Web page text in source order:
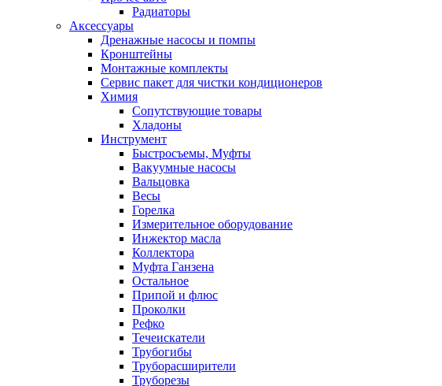
Радиаторы
Аксессуары
Дренажные насосы и помпы
Кронштейны
Монтажные комплекты
Сервис пакет для чистки кондиционеров
Химия
Сопутствующие товары
Хладоны
Инструмент
Быстросъемы, Муфты
Вакуумные насосы
Вальцовка
Весы
Горелка
Измерительное оборудование
Инжектор масла
Коллектора
Муфта Ганзена
Остальное
Припой и флюс
Проколки
Рефко
Течеискатели
Трубогибы
Труборасширители
Труборезы